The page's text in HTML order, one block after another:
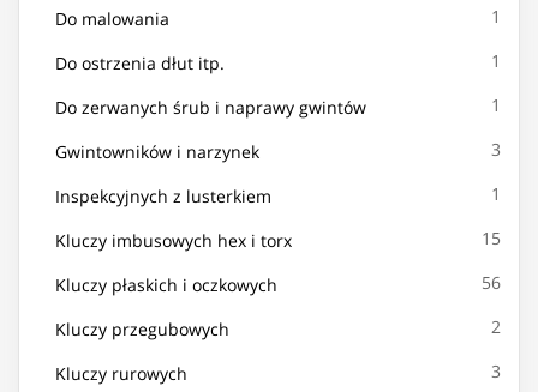
Do malowania 1
Do ostrzenia dłut itp. 1
Do zerwanych śrub i naprawy gwintów 1
Gwintowników i narzynek 3
Inspekcyjnych z lusterkiem 1
Kluczy imbusowych hex i torx 15
Kluczy płaskich i oczkowych 56
Kluczy przegubowych 2
Kluczy rurowych 3